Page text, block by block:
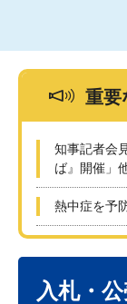
重要
知事記者会
ば』開催」
熱中症を予
入札・